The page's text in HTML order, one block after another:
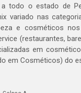
a todo o estado de
variado nas
e cosméticos
(restaurantes,
em
em Cosméticos) do